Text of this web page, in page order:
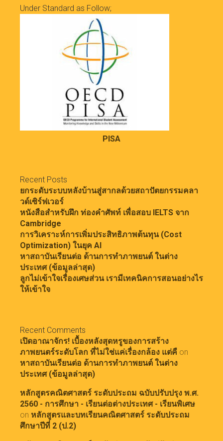
Under Standard as Follow;
PISA
Recent Posts
ยกระดับระบบหลังบ้านสู่สากลด้วยสถาปัตยกรรมคลา
วด์เซิร์ฟเวอร์
หนังสือสำหรับฝึก ท่องคำศัพท์ เพื่อสอบ IELTS จาก
Cambridge
การวิเคราะห์การเพิ่มประสิทธิภาพต้นทุน (Cost
Optimization) ในยุค AI
หาสถาบันเรียนต่อ ด้านการทำภาพยนต์ ในต่าง
ประเทศ (ข้อมูลล่าสุด)
ลูกไม่เข้าใจเรื่องเศษส่วน เรามีเทคนิคการสอนอย่างไร
ให้เข้าใจ
Recent Comments
เปิดอาณาจักร! เบื้องหลังสุดหรูของการสร้าง
ภาพยนตร์ระดับโลก ที่ไม่ใช่แค่เรื่องกล้อง แต่คื on
หาสถาบันเรียนต่อ ด้านการทำภาพยนต์ ในต่าง
ประเทศ (ข้อมูลล่าสุด)
หลักสูตรคณิตศาสตร์ ระดับประถม ฉบับปรับปรุง พ.ศ.
2560 - การศึกษา - เรียนต่อต่างประเทศ - เรียนพิเศษ
on หลักสูตรและบทเรียนคณิตศาสตร์ ระดับประถม
ศึกษาปีที่ 2 (ป.2)